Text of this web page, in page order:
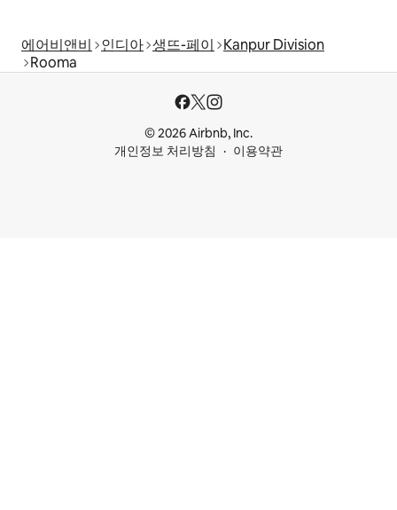
에어비앤비 인디아 생뜨-페이
Kanpur Division
Rooma
© 2026 Airbnb, Inc.
개인정보 처리방침
이용약관